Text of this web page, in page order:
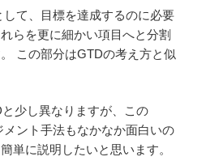
て、目標を達成するのに必要
らを更に細かい項目へと分割
この部分はGTDの考え方と似
少し異なりますが、この
ント手法もなかなか面白いの
単に説明したいと思います。